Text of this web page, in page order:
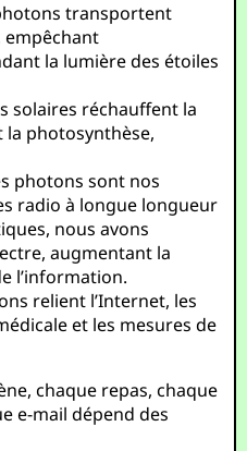
transportent
empêchant
la lumière des étoiles
solaires réchauffent la
photosynthèse,
photons sont nos
radio à longue longueur
nous avons
augmentant la
l’information.
relient l’Internet, les
et les mesures de
chaque repas, chaque
e-mail dépend des